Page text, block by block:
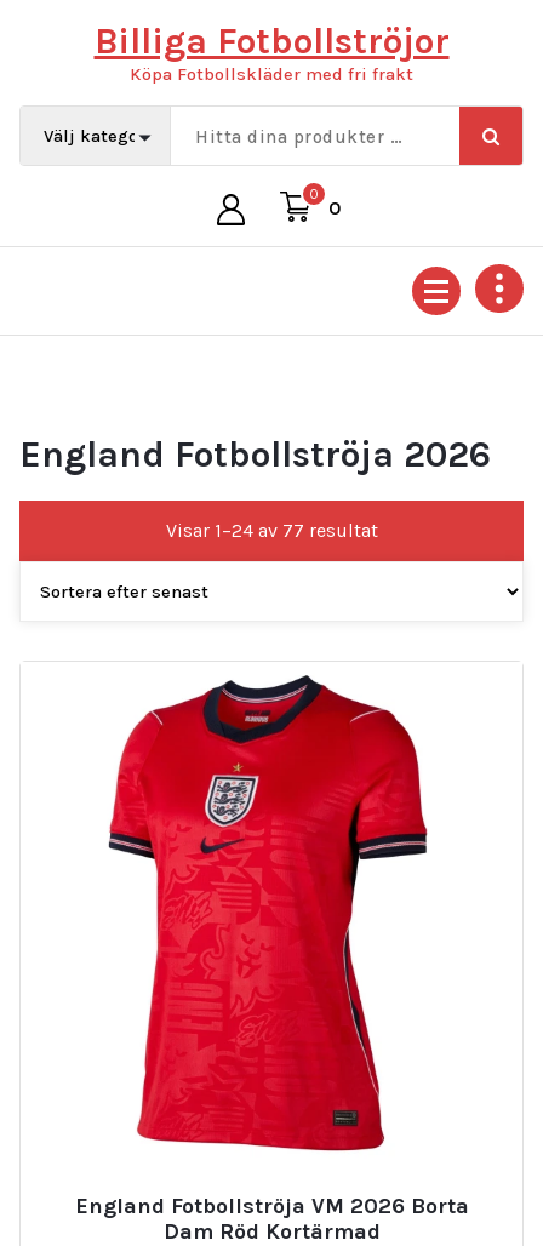
Billiga Fotbollströjor
Köpa Fotbollskläder med fri frakt
0
0
England Fotbollströja 2026
Visar 1–24 av 77 resultatSortera
efter
England Fotbollströja VM 2026 Borta
Dam Röd Kortärmad